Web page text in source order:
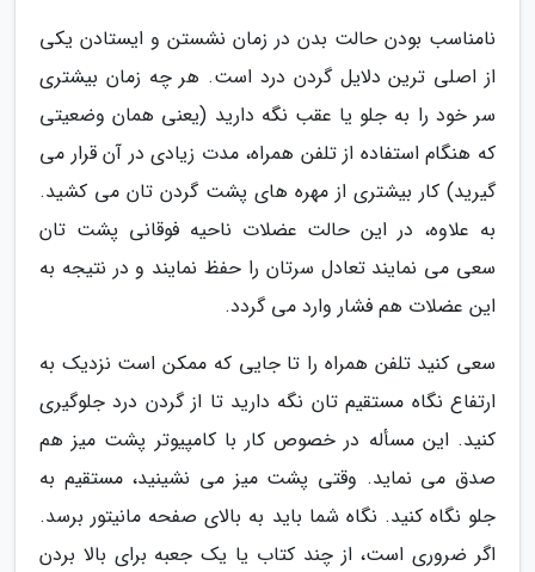
نامناسب بودن حالت بدن در زمان نشستن و ایستادن یکی
از اصلی ترین دلایل گردن درد است. هر چه زمان بیشتری
سر خود را به جلو یا عقب نگه دارید (یعنی همان وضعیتی
که هنگام استفاده از تلفن همراه، مدت زیادی در آن قرار می
گیرید) کار بیشتری از مهره های پشت گردن تان می کشید.
به علاوه، در این حالت عضلات ناحیه فوقانی پشت تان
سعی می نمایند تعادل سرتان را حفظ نمایند و در نتیجه به
این عضلات هم فشار وارد می گردد.
سعی کنید تلفن همراه را تا جایی که ممکن است نزدیک به
ارتفاع نگاه مستقیم تان نگه دارید تا از گردن درد جلوگیری
کنید. این مسأله در خصوص کار با کامپیوتر پشت میز هم
صدق می نماید. وقتی پشت میز می نشینید، مستقیم به
جلو نگاه کنید. نگاه شما باید به بالای صفحه مانیتور برسد.
اگر ضروری است، از چند کتاب یا یک جعبه برای بالا بردن